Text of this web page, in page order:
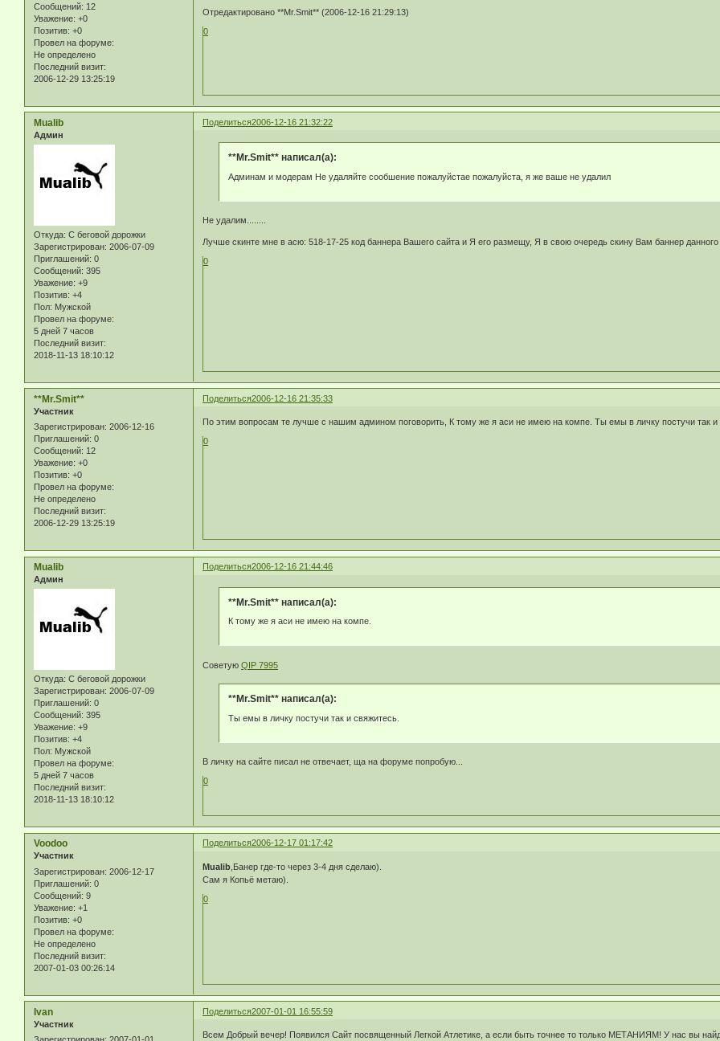
Сообщений: 12
Уважение: +0
Позитив: +0
Провел на форуме:
Не определено
Последний визит:
2006-12-29 13:25:19
Отредактировано **Mr.Smit** (2006-12-16 21:29:13)
0
Поделиться2006-12-16 21:32:22
Mualib
Админ
Откуда: С беговой дорожки
Зарегистрирован: 2006-07-09
Приглашений: 0
Сообщений: 395
Уважение: +9
Позитив: +4
Пол: Мужской
Провел на форуме:
5 дней 7 часов
Последний визит:
2018-11-13 18:10:12
**Mr.Smit** написал(а):
Админам и модерам Не удаляйте сообшение пожалуйстае пожалуйста, я же ваше не удалил
Не удалим........
Лучше скинте мне в асю: 518-17-25 код баннера Вашего сайта и Я его размещу, Я в свою очередь скину Вам баннер
0
Поделиться2006-12-16 21:35:33
**Mr.Smit**
Участник
Зарегистрирован: 2006-12-16
Приглашений: 0
Сообщений: 12
Уважение: +0
Позитив: +0
Провел на форуме:
Не определено
Последний визит:
2006-12-29 13:25:19
По этим вопросам те лучше с нашим админом поговорить, К тому же я аси не имею на компе. Ты емы в личку постучи так и
0
Поделиться2006-12-16 21:44:46
Mualib
Админ
Откуда: С беговой дорожки
Зарегистрирован: 2006-07-09
Приглашений: 0
Сообщений: 395
Уважение: +9
Позитив: +4
Пол: Мужской
Провел на форуме:
5 дней 7 часов
Последний визит:
2018-11-13 18:10:12
**Mr.Smit** написал(а):
К тому же я аси не имею на компе.
СоветуюQIP 7995
**Mr.Smit** написал(а):
Ты емы в личку постучи так и свяжитесь.
В личку на сайте писал не отвечает, ща на форуме попробую...
0
Поделиться2006-12-17 01:17:42
Voodoo
Участник
Зарегистрирован: 2006-12-17
Приглашений: 0
Сообщений: 9
Уважение: +1
Позитив: +0
Провел на форуме:
Не определено
Последний визит:
2007-01-03 00:26:14
Mualib ,Банер где-то через 3-4 дня сделаю).
Сам я Копьё метаю).
0
Поделиться2007-01-01 16:55:59
Ivan
Участник
Всем Добрый вечер! Появился Сайт посвященный Легкой Атлетике, а если быть точнее то только МЕТАНИЯМ! У нас вы